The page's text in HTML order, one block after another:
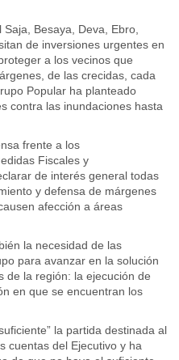
Besaya, Deva, Ebro,
de inversiones urgentes en
a los vecinos que
de las crecidas, cada
Popular ha planteado
contra las inundaciones hasta
frente a los
Fiscales y
de interés general todas
y defensa de márgenes
afección a áreas
la necesidad de las
para avanzar en la solución
de la región: la ejecución de
en que se encuentran los
la partida destinada al
cuentas del Ejecutivo y ha